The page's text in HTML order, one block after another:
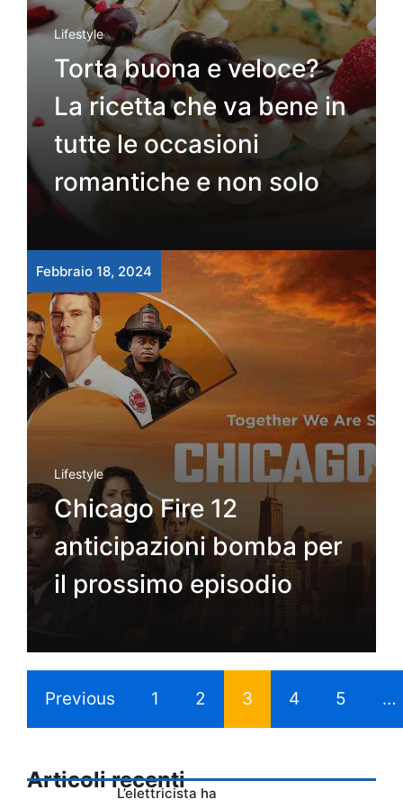
Lifestyle
Torta buona e veloce?
La ricetta che va bene in
tutte le occasioni
romantiche e non solo
Febbraio 18, 2024
Lifestyle
Chicago Fire 12
anticipazioni bomba per
il prossimo episodio
Previous 1 2 3 4 5 …
Articoli recenti
L’elettricista ha